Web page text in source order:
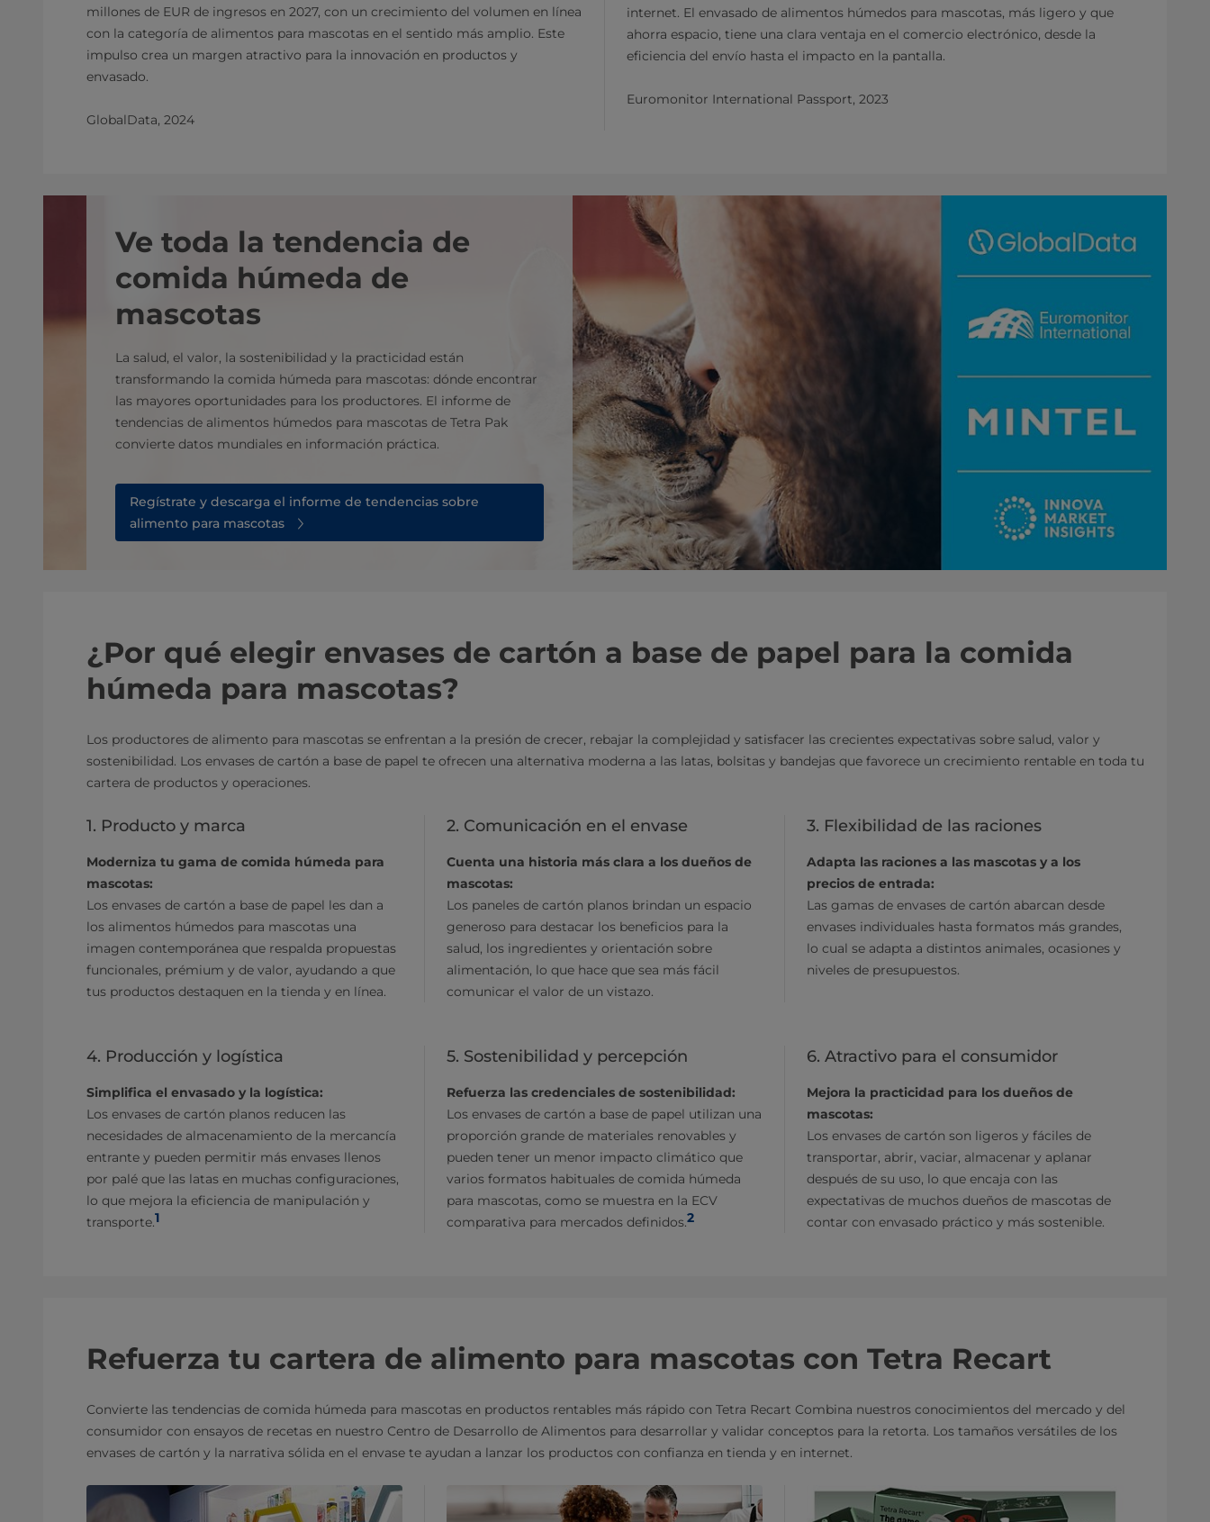
millones de EUR de ingresos en 2027, con un crecimiento del volumen en línea
con la categoría de alimentos para mascotas en el sentido más amplio. Este
impulso crea un margen atractivo para la innovación en productos y
envasado.
GlobalData, 2024
internet. El envasado de alimentos húmedos para mascotas, más ligero y que
ahorra espacio, tiene una clara ventaja en el comercio electrónico, desde la
eficiencia del envío hasta el impacto en la pantalla.
Euromonitor International Passport, 2023
Ve toda la tendencia de
comida húmeda de
mascotas
La salud, el valor, la sostenibilidad y la practicidad están
transformando la comida húmeda para mascotas: dónde encontrar
las mayores oportunidades para los productores. El informe de
tendencias de alimentos húmedos para mascotas de Tetra Pak
convierte datos mundiales en información práctica.
Regístrate y descarga el informe de tendencias sobre
alimento para mascotas
¿Por qué elegir envases de cartón a base de papel para la comida
húmeda para mascotas?
Los productores de alimento para mascotas se enfrentan a la presión de crecer, rebajar la complejidad y satisfacer las crecientes expectativas sobre salud, valor y
sostenibilidad. Los envases de cartón a base de papel te ofrecen una alternativa moderna a las latas, bolsitas y bandejas que favorece un crecimiento rentable en toda tu
cartera de productos y operaciones.
1. Producto y marca
Moderniza tu gama de comida húmeda para
mascotas:
Los envases de cartón a base de papel les dan a
los alimentos húmedos para mascotas una
imagen contemporánea que respalda propuestas
funcionales, prémium y de valor, ayudando a que
tus productos destaquen en la tienda y en línea.
2. Comunicación en el envase
Cuenta una historia más clara a los dueños de
mascotas:
Los paneles de cartón planos brindan un espacio
generoso para destacar los beneficios para la
salud, los ingredientes y orientación sobre
alimentación, lo que hace que sea más fácil
comunicar el valor de un vistazo.
3. Flexibilidad de las raciones
Adapta las raciones a las mascotas y a los
precios de entrada:
Las gamas de envases de cartón abarcan desde
envases individuales hasta formatos más grandes,
lo cual se adapta a distintos animales, ocasiones y
niveles de presupuestos.
4. Producción y logística
Simplifica el envasado y la logística:
Los envases de cartón planos reducen las
necesidades de almacenamiento de la mercancía
entrante y pueden permitir más envases llenos
por palé que las latas en muchas configuraciones,
lo que mejora la eficiencia de manipulación y
transporte.1
5. Sostenibilidad y percepción
Refuerza las credenciales de sostenibilidad:
Los envases de cartón a base de papel utilizan una
proporción grande de materiales renovables y
pueden tener un menor impacto climático que
varios formatos habituales de comida húmeda
para mascotas, como se muestra en la ECV
comparativa para mercados definidos.2
6. Atractivo para el consumidor
Mejora la practicidad para los dueños de
mascotas:
Los envases de cartón son ligeros y fáciles de
transportar, abrir, vaciar, almacenar y aplanar
después de su uso, lo que encaja con las
expectativas de muchos dueños de mascotas de
contar con envasado práctico y más sostenible.
Refuerza tu cartera de alimento para mascotas con Tetra Recart
Convierte las tendencias de comida húmeda para mascotas en productos rentables más rápido con Tetra Recart Combina nuestros conocimientos del mercado y del
consumidor con ensayos de recetas en nuestro Centro de Desarrollo de Alimentos para desarrollar y validar conceptos para la retorta. Los tamaños versátiles de los
envases de cartón y la narrativa sólida en el envase te ayudan a lanzar los productos con confianza en tienda y en internet.